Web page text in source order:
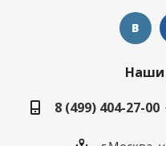
Наши
8 (499) 404-27-00